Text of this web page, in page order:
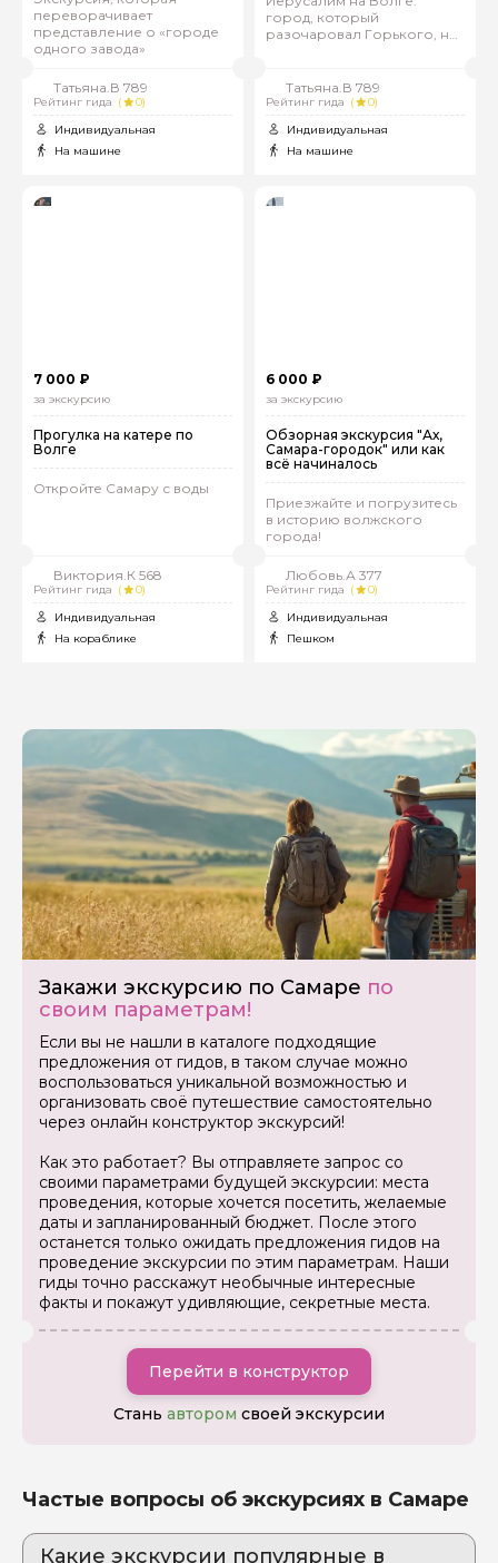
переворачивает
представление о «городе
одного завода»
Татьяна.В 789
Рейтинг гида (
0)
Индивидуальная
На машине
город, который
разочаровал Горького, но
Татьяна.В 789
Рейтинг гида (
0)
Индивидуальная
На машине
7 000 ₽
за экскурсию
Прогулка на катере по
Волге
Откройте Самару с воды
Виктория.К 568
Рейтинг гида (
0)
Индивидуальная
На кораблике
6 000 ₽
за экскурсию
Обзорная экскурсия "Ах,
Самара-городок" или как
всё начиналось
Приезжайте и погрузитесь
в историю волжского
города!
Любовь.А 377
Рейтинг гида (
0)
Индивидуальная
Пешком
Закажи экскурсию по Самаре по
своим параметрам!
Если вы не нашли в каталоге подходящие
предложения от гидов, в таком случае можно
воспользоваться уникальной возможностью и
организовать своё путешествие самостоятельно
через онлайн конструктор экскурсий!
Как это работает? Вы отправляете запрос со
своими параметрами будущей экскурсии: места
проведения, которые хочется посетить, желаемые
даты и запланированный бюджет. После этого
останется только ожидать предложения гидов на
проведение экскурсии по этим параметрам. Наши
гиды точно расскажут необычные интересные
факты и покажут удивляющие, секретные места.
Перейти в конструктор
Стань автором своей экскурсии
Частые вопросы об экскурсиях в Самаре
Какие экскурсии популярные в
Задайте свой вопрос гиду
Как вас зовут
Ваша электронная почта
Ваш номер телефона
Вопросы и комментарии
Если у вас есть интересующие вопросы, можете их
задать
Я даю своё согласие на обработку персональных
данных
Отправить